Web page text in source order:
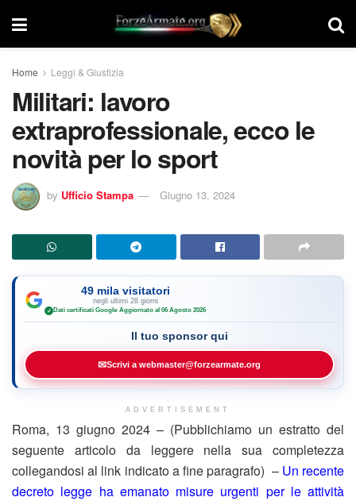
Home Leggi & Giustizia
Militari: lavoro
extraprofessionale, ecco le
novità per lo sport
by Ufficio Stampa Giugno 13, 2024
49 mila visitatori
negli ultimi 28 giorni
✓ Dati certificati Google·Aggiornato al 06 Agosto 2026
Il tuo sponsor qui
✉Scrivi a webmaster@forzearmate.org
ADVERTISEMENT
Roma, 13 giugno 2024 – (Pubblichiamo un estratto del
seguente articolo da leggere nella sua completezza
collegandosi al link indicato a fine paragrafo) – Un recente
decreto legge ha emanato misure urgenti per le attività